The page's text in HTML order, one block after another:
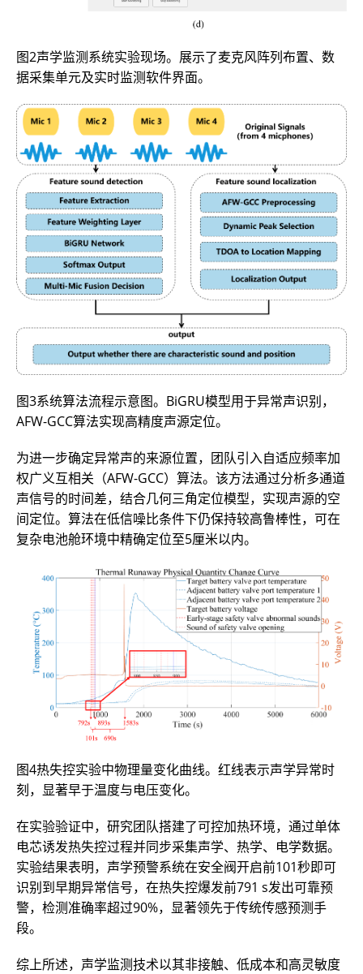
图2声学监测系统实验现场。展示了麦克风阵列布置、数
据采集单元及实时监测软件界面。
图3系统算法流程示意图。BiGRU模型用于异常声识别，
AFW-GCC算法实现高精度声源定位。
为进一步确定异常声的来源位置，团队引入自适应频率加
权广义互相关（AFW-GCC）算法。该方法通过分析多通道
声信号的时间差，结合几何三角定位模型，实现声源的空
间定位。算法在低信噪比条件下仍保持较高鲁棒性，可在
复杂电池舱环境中精确定位至5厘米以内。
图4热失控实验中物理量变化曲线。红线表示声学异常时
刻，显著早于温度与电压变化。
在实验验证中，研究团队搭建了可控加热环境，通过单体
电芯诱发热失控过程并同步采集声学、热学、电学数据。
实验结果表明，声学预警系统在安全阀开启前101秒即可
识别到早期异常信号，在热失控爆发前791 s发出可靠预
警，检测准确率超过90%，显著领先于传统传感预测手
段。
综上所述，声学监测技术以其非接触、低成本和高灵敏度